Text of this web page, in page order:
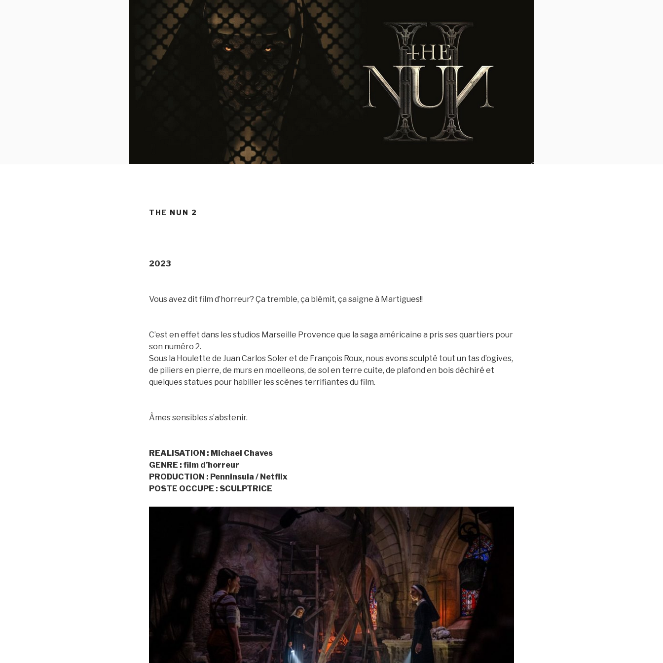
THE NUN 2
2023
Vous avez dit film d’horreur? Ça tremble, ça blêmit, ça saigne à Martigues!!
C’est en effet dans les studios Marseille Provence que la saga américaine a pris ses quartiers pour
son numéro 2.
Sous la Houlette de Juan Carlos Soler et de François Roux, nous avons sculpté tout un tas d’ogives,
de piliers en pierre, de murs en moelleons, de sol en terre cuite, de plafond en bois déchiré et
quelques statues pour habiller les scènes terrifiantes du film.
Âmes sensibles s’abstenir.
REALISATION : Michael Chaves
GENRE : film d’horreur
PRODUCTION : Penninsula / Netflix
POSTE OCCUPE : SCULPTRICE